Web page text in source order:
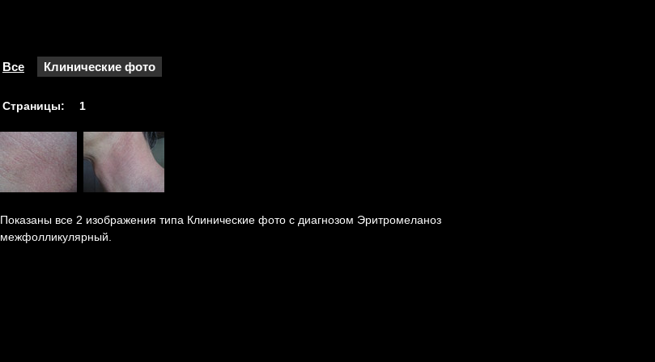
Все Клинические фото
Страницы: 1
Показаны все 2 изображения типа Клинические фото с диагнозом Эритромеланоз
межфолликулярный.